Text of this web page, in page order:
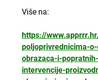
Više na:
https://
poljoprivrednicima-
obrazaca-i-
intervencije-